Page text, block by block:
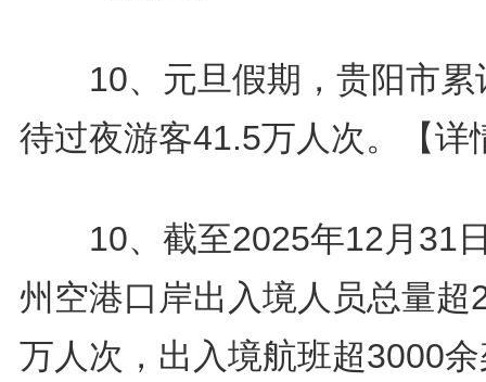
10、元旦假期，贵阳市累
待过夜游客41.5万人次。
【
10、截至2025年12月31
州空港口岸出入境人员总量超
万人次，出入境航班超3000